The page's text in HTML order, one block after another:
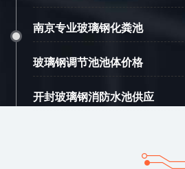
南京专业玻璃钢化粪池
玻璃钢调节池池体价格
开封玻璃钢消防水池供应